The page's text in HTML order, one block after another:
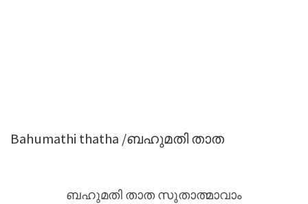
Bahumathi thatha /ബഹുമതി താത
ബഹുമതി താത സുതാത്മാവാം